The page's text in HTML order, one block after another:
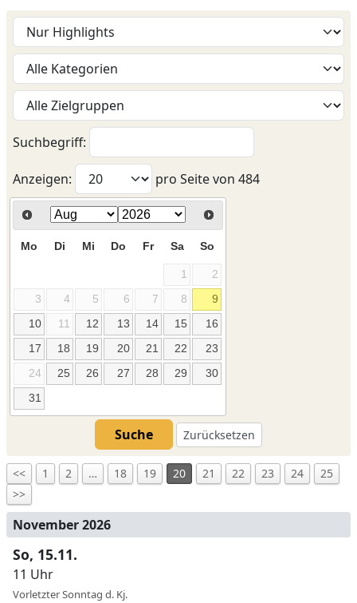
Suchbegriff:
Anzeigen: pro Seite von 484
Mo Di Mi Do Fr Sa So
1
2
3
4 5 6 7 8
9
10
11 12 13 14 15
16
17
18 19 20 21 22
23
24
25 26 27 28 29
30
31
Suche Zurücksetzen
<< 1 2 … 18 19 20 21 22 23 24
25
>>
November 2026
So, 15.11.
11 Uhr
Vorletzter Sonntag d. Kj.